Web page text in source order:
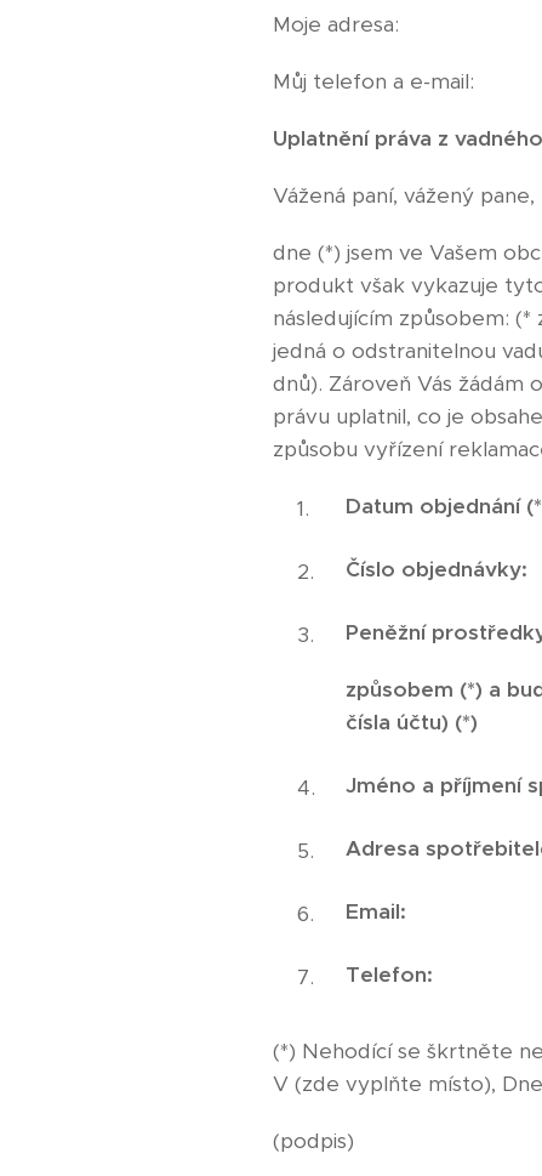
Moje adresa:
Můj telefon a e-mail:
Uplatnění práva z
Vážená paní, vážený pane,
dne (*) jsem ve Vašem
produkt však vykazuje
následujícím způsobem:
jedná o odstranitelnou
dnů). Zároveň Vás
právu uplatnil, co je
způsobu vyřízení
Datum objednání
Číslo objednávky:
Peněžní
způsobem (*) a
čísla účtu) (*)
Jméno a příjmení
Adresa
Email:
Telefon:
(*) Nehodící se škrtněte
V (zde vyplňte místo),
(podpis)